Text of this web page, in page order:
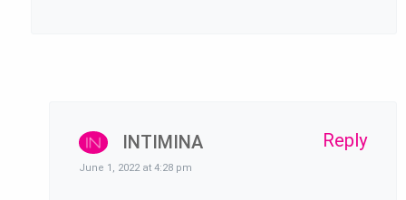
INTIMINA
June 1, 2022 at 4:28 pm
Reply